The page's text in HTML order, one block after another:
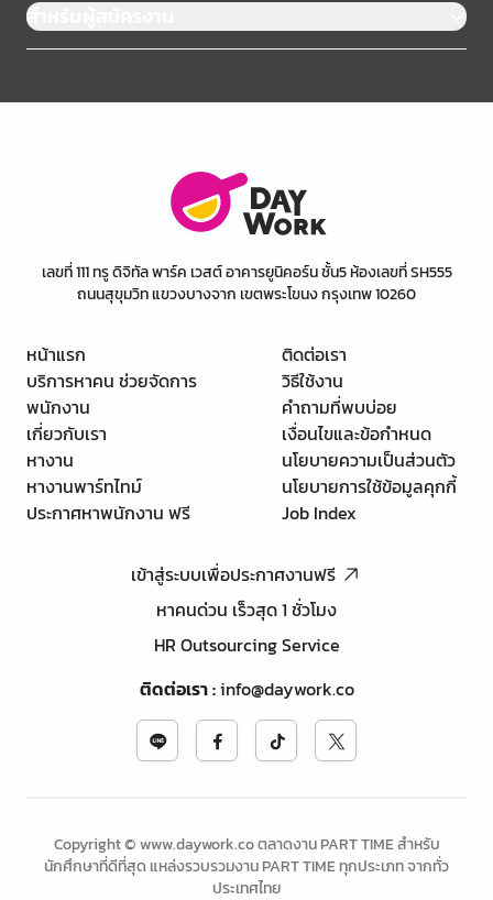
สำหรับผู้สมัครงาน
เลขที่ 111 ทรู ดิจิทัล พาร์ค เวสต์ อาคารยูนิคอร์น ชั้น5 ห้องเลขที่ SH555
ถนนสุขุมวิท แขวงบางจาก เขตพระโขนง กรุงเทพ 10260
หน้าแรก
บริการหาคน ช่วยจัดการ
พนักงาน
เกี่ยวกับเรา
หางาน
หางานพาร์ทไทม์
ประกาศหาพนักงาน ฟรี
ติดต่อเรา
วิธีใช้งาน
คำถามที่พบบ่อย
เงื่อนไขและข้อกำหนด
นโยบายความเป็นส่วนตัว
นโยบายการใช้ข้อมูลคุกกี้
Job Index
เข้าสู่ระบบเพื่อประกาศงานฟรี
หาคนด่วน เร็วสุด 1 ชั่วโมง
HR Outsourcing Service
ติดต่อเรา:info@daywork.co
Copyright © www.daywork.co ตลาดงาน PART TIME สำหรับ
นักศึกษาที่ดีที่สุด แหล่งรวบรวมงาน PART TIME ทุกประเภท จากทั่ว
ประเทศไทย